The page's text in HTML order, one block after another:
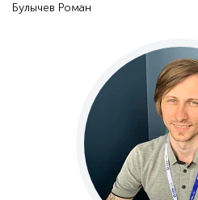
Булычев Роман